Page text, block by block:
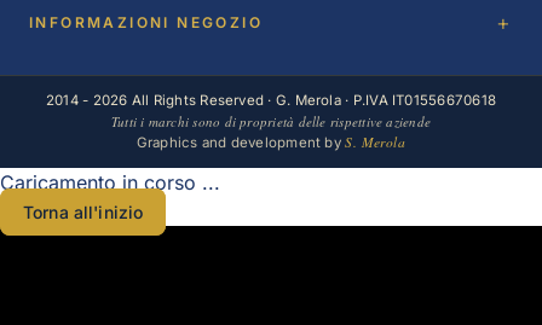
INFORMAZIONI NEGOZIO
2014 - 2026 All Rights Reserved · G. Merola · P.IVA IT01556670618
Tutti i marchi sono di proprietà delle rispettive aziende
Graphics and development byS. Merola
Caricamento in corso ...
Torna all'inizio